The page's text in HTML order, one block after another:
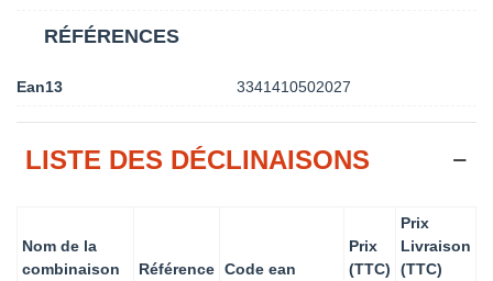
RÉFÉRENCES
Ean13 3341410502027
LISTE DES DÉCLINAISONS
Nom de la
combinaison
Référence Code ean
Prix
(TTC)
Prix
Livraison
(TTC)